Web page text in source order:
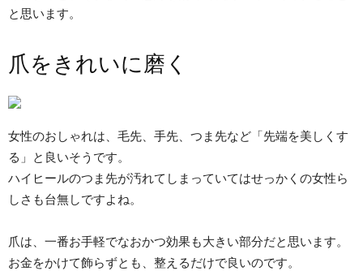
と思います。
爪をきれいに磨く
女性のおしゃれは、毛先、手先、つま先など「先端を美しくす
る」と良いそうです。
ハイヒールのつま先が汚れてしまっていてはせっかくの女性ら
しさも台無しですよね。
爪は、一番お手軽でなおかつ効果も大きい部分だと思います。
お金をかけて飾らずとも、整えるだけで良いのです。